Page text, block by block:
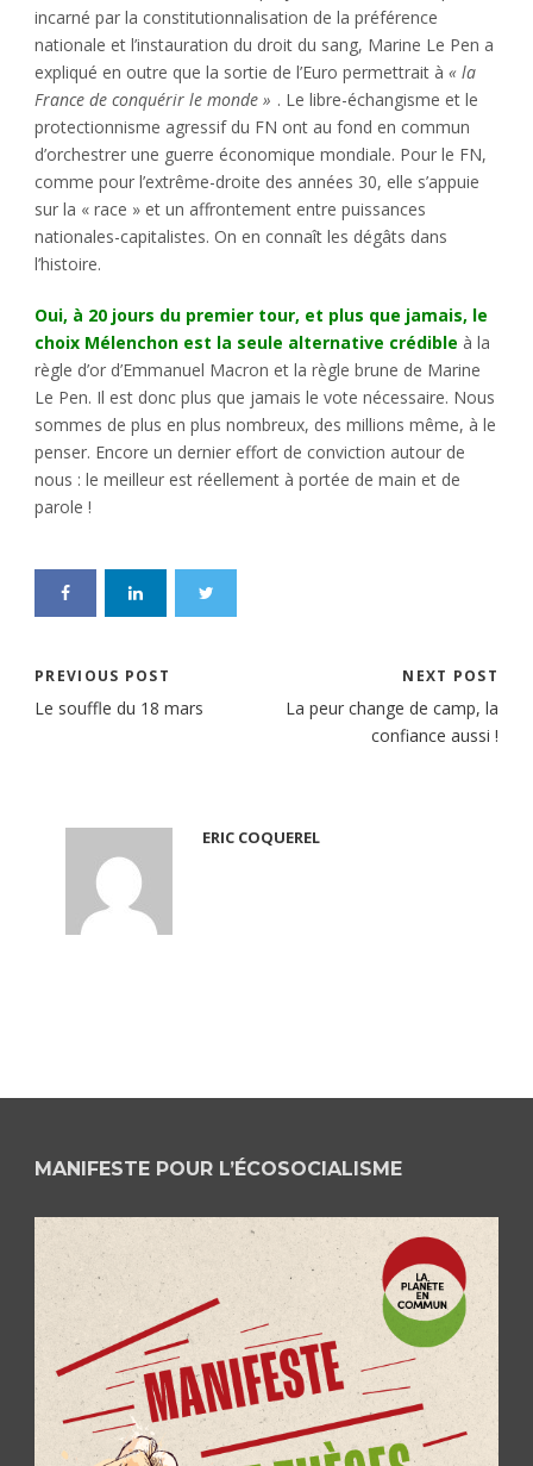
incarné par la constitutionnalisation de la préférence
nationale et l’instauration du droit du sang, Marine Le Pen a
expliqué en outre que la sortie de l’Euro permettrait à « la
France de conquérir le monde » . Le libre-échangisme et le
protectionnisme agressif du FN ont au fond en commun
d’orchestrer une guerre économique mondiale. Pour le FN,
comme pour l’extrême-droite des années 30, elle s’appuie
sur la « race » et un affrontement entre puissances
nationales-capitalistes. On en connaît les dégâts dans
l’histoire.
Oui, à 20 jours du premier tour, et plus que jamais, le
choix Mélenchon est la seule alternative crédible à la
règle d’or d’Emmanuel Macron et la règle brune de Marine
Le Pen. Il est donc plus que jamais le vote nécessaire. Nous
sommes de plus en plus nombreux, des millions même, à le
penser. Encore un dernier effort de conviction autour de
nous : le meilleur est réellement à portée de main et de
parole !
PREVIOUS POST
Le souffle du 18 mars
NEXT POST
La peur change de camp, la
confiance aussi !
ERIC COQUEREL
MANIFESTE POUR L’ÉCOSOCIALISME